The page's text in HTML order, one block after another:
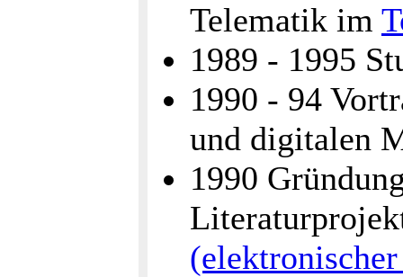
Telematik im
1989 - 1995
1990 - 94
und digitalen
1990